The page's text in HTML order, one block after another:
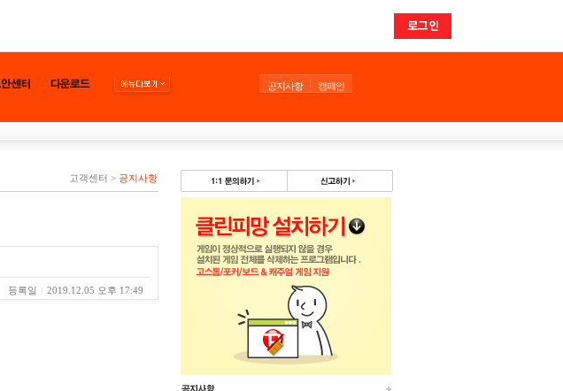
로그인
공지사항 캠페인
고객센터 > 공지사항
등록일 2019.12.05 오후 17:49